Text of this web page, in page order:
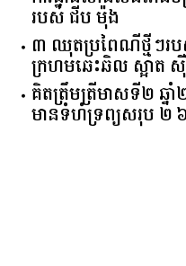
របស់ ជីប ម៉ុង
៣ ឈុតប្រពៃណីថ្មីៗរ
ក្រហមឆេះឆិល ស្អាត
គិត​ត្រឹមត្រីមាស​ទី​២​ ​ឆ្នាំ​
មាន​ទំហំ​ទ្រព្យ​សរុប​ ​២.